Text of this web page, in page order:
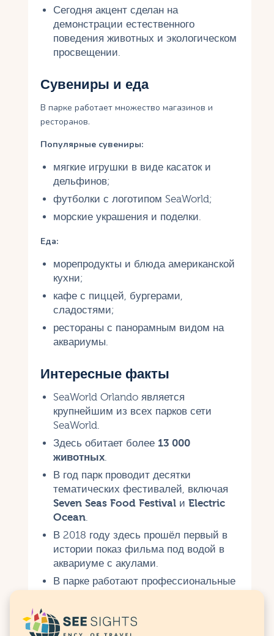
Сегодня акцент сделан на
демонстрации естественного
поведения животных и экологическом
просвещении.
Сувениры и еда
В парке работает множество магазинов и
ресторанов.
Популярные сувениры:
мягкие игрушки в виде касаток и
дельфинов;
футболки с логотипом SeaWorld;
морские украшения и поделки.
Еда:
морепродукты и блюда американской
кухни;
кафе с пиццей, бургерами,
сладостями;
рестораны с панорамным видом на
аквариумы.
Интересные факты
SeaWorld Orlando является
крупнейшим из всех парков сети
SeaWorld.
Здесь обитает более 13 000
животных.
В год парк проводит десятки
тематических фестивалей, включая
Seven Seas Food Festivalи Electric
Ocean.
В 2018 году здесь прошёл первый в
истории показ фильма под водой в
аквариуме с акулами.
В парке работают профессиональные